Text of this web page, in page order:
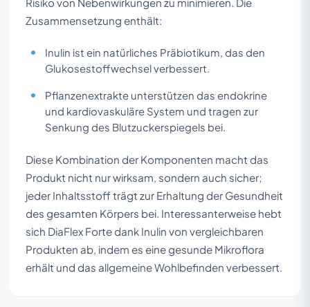
Zusammensetzung enthält:
Inulin ist ein natürliches Präbiotikum, das den
Glukosestoffwechsel verbessert.
Pflanzenextrakte unterstützen das endokrine
und kardiovaskuläre System und tragen zur
Senkung des Blutzuckerspiegels bei.
Diese Kombination der Komponenten macht das
Produkt nicht nur wirksam, sondern auch sicher;
jeder Inhaltsstoff trägt zur Erhaltung der Gesundheit
des gesamten Körpers bei. Interessanterweise hebt
sich DiaFlex Forte dank Inulin von vergleichbaren
Produkten ab, indem es eine gesunde Mikroflora
erhält und das allgemeine Wohlbefinden verbessert.